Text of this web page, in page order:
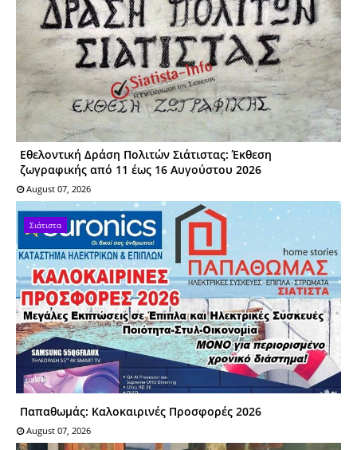
Εθελοντική Δράση Πολιτών Σιάτιστας: Έκθεση
ζωγραφικής από 11 έως 16 Αυγούστου 2026
August 07, 2026
Σιάτιστα
Παπαθωμάς: Καλοκαιρινές Προσφορές 2026
August 07, 2026